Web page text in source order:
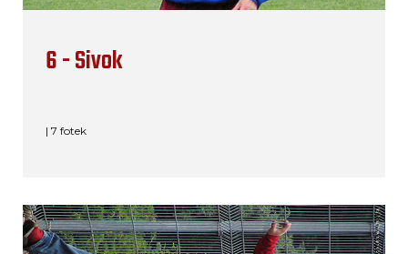
6 - Sivok
| 7 fotek